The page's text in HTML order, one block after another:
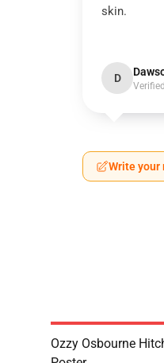
skin.
D
Write your
Ozzy Osbourne